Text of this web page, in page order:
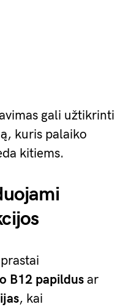
gali užtikrinti
kuris palaiko
kitiems.
B12 papildus ar
, kai